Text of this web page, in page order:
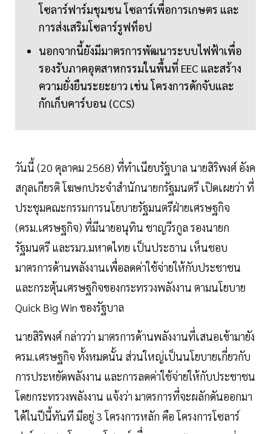
โซลาร์ฟาร์มชุมชน โซลาร์เพื่อการเกษตร และ
การส่งเสริมโซลาร์รูฟท็อป
นอกจากนี้ยังมีมาตรการพัฒนาระบบไฟฟ้าเพื่อ
รองรับภาคอุตสาหกรรมในพื้นที่ EEC และสร้าง
ความยั่งยืนระยะยาว เช่น โครงการดักจับและ
กักเก็บคาร์บอน (CCS)
วันนี้ (20 ตุลาคม 2568) ที่ทำเนียบรัฐบาล นายสิริพงศ์ อังค
สกุลเกียรติ โฆษกประจำสำนักนายกรัฐมนตรี เปิดเผยว่า ที่
ประชุมคณะกรรมการนโยบายรัฐมนตรีฝ่ายเศรษฐกิจ
(ครม.เศรษฐกิจ) ที่มีนายอนุทิน ชาญวีรกูล รองนายก
รัฐมนตรี และรมว.มหาดไทย เป็นประธาน เห็นชอบ
มาตรการด้านพลังงานเพื่อลดค่าใช้จ่ายให้กับประชาชน
และกระตุ้นเศรษฐกิจของกระทรวงพลังงาน ตามนโยบาย
Quick Big Win ของรัฐบาล
นายสิริพงศ์ กล่าวว่า มาตรการด้านพลังงานที่เสนอเข้ามายัง
ครม.เศรษฐกิจ ทั้งหมดนั้น ส่วนใหญ่เป็นนโยบายเกี่ยวกับ
การประหยัดพลังงาน และการลดค่าใช้จ่ายให้กับประชาชน
โดยกระทรวงพลังงาน แจ้งว่า มาตรการที่จะผลักดันออกมา
ได้ในปีนี้ทันที มีอยู่ 3 โครงการหลัก คือ โครงการโซลาร์